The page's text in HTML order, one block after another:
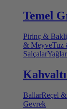
Temel
Pirinç &
& MeyveTuz
SalçalarYağlar
BallarReçel
Gevrek